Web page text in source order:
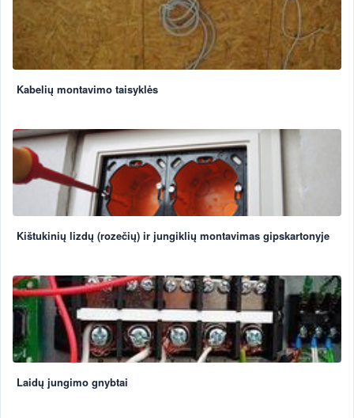
Kabelių montavimo taisyklės
Kištukinių lizdų (rozečių) ir jungiklių montavimas gipskartonyje
Laidų jungimo gnybtai